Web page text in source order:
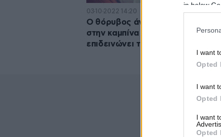
in below
I want
Opted
I want
Opted
I want
Opted
03·10·2022 14:20
Ο θόρυβος άνω των 70 ντεσιμπέλ
στην καμπίνα του αυτοκινήτου
επιδεινώνει τον κίνδυνο